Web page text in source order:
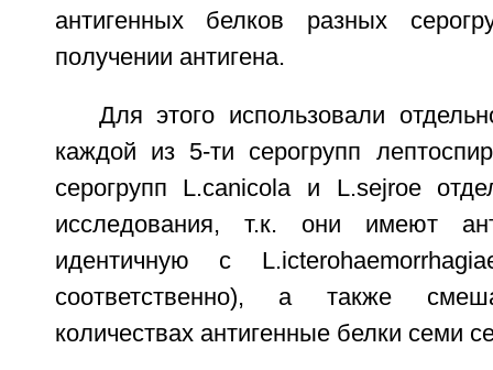
антигенных белков разных
получении антигена.
Для этого использовали
каждой из 5-ти серогрупп
серогрупп L.canicola и L.sejroe
исследования, т.к. они имеют
идентичную с
соответственно), а также
количествах антигенные белки семи